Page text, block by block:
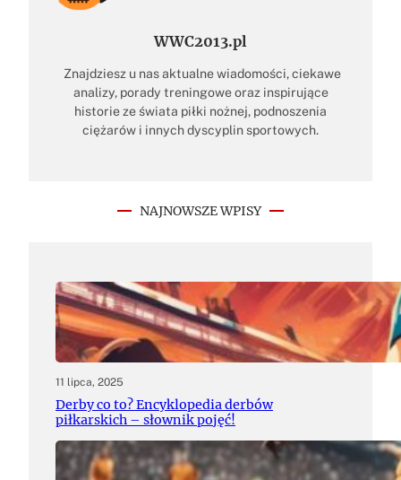
WWC2013.pl
Znajdziesz u nas aktualne wiadomości, ciekawe
analizy, porady treningowe oraz inspirujące
historie ze świata piłki nożnej, podnoszenia
ciężarów i innych dyscyplin sportowych.
NAJNOWSZE WPISY
11 lipca, 2025
Derby co to? Encyklopedia derbów
piłkarskich – słownik pojęć!